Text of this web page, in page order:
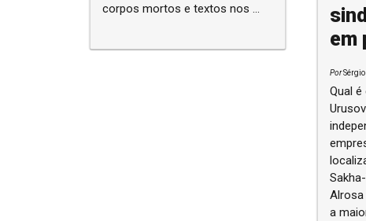
corpos mortos e textos nos ...
em
Por
Qual é o
Sakha-
Alrosa
a